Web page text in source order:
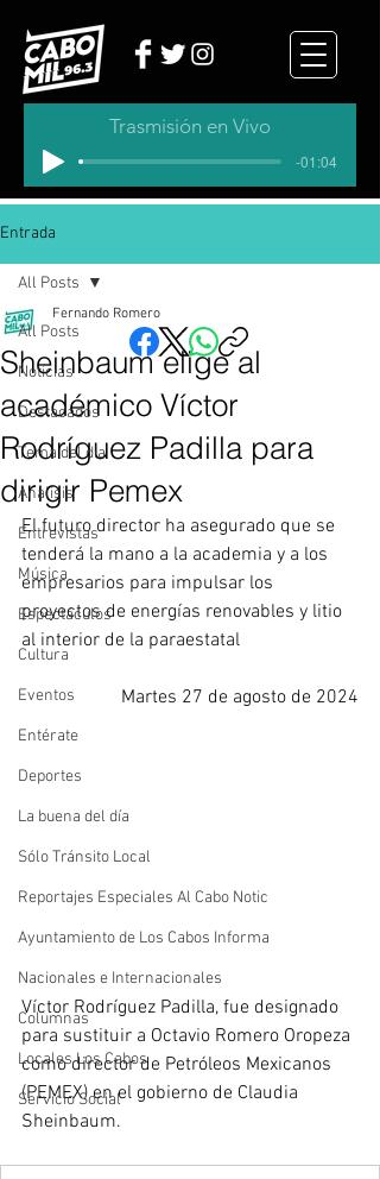
Trasmisión en Vivo
-01:04
Entrada
All Posts
Noticias
Destacados
Tema del dia
Analisis
Entrevistas
Música
Espectáculos
Cultura
Eventos
Entérate
Deportes
La buena del día
Sólo Tránsito Local
Reportajes Especiales Al Cabo Notic
Ayuntamiento de Los Cabos Informa
Nacionales e Internacionales
Columnas
Locales Los Cabos
Servicio Social
All Posts
Sheinbaum elige al
académico Víctor
Rodríguez Padilla para
dirigir Pemex
Fernando Romero
El futuro director ha asegurado que se
tenderá la mano a la academia y a los
empresarios para impulsar los
proyectos de energías renovables y litio
al interior de la paraestatal
Martes 27 de agosto de 2024
Víctor Rodríguez Padilla, fue designado
para sustituir a Octavio Romero Oropeza
como director de Petróleos Mexicanos
(PEMEX) en el gobierno de Claudia
Sheinbaum.